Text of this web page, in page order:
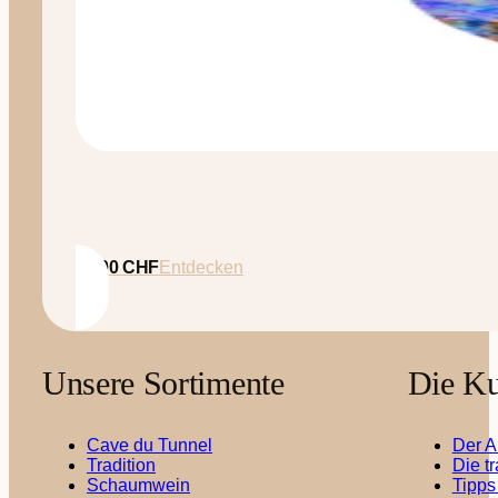
35.00CHFEntdecken
Unsere Sortimente
Cave du Tunnel
Tradition
Schaumwein
Die
Der
Die